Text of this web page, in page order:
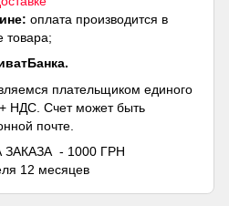
оплата производится в
товара;
плательщиком единого
+ НДС. Счет может быть
почте.
- 1000 ГРН
12 месяцев